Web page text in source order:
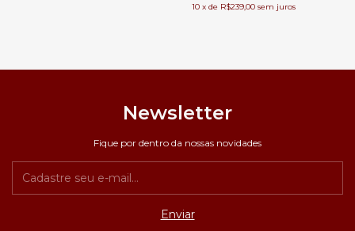
10 x de R$239,00 sem juros
Newsletter
Fique por dentro da nossas novidades